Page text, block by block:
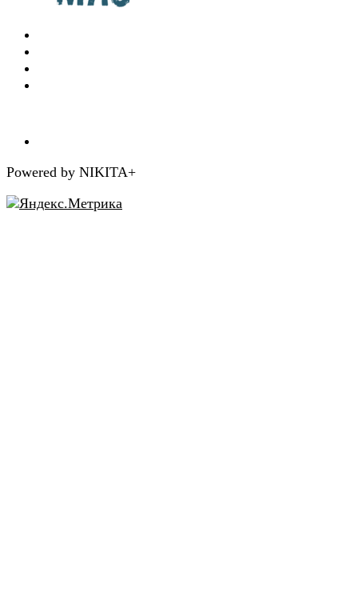
Powered by NIKITA+